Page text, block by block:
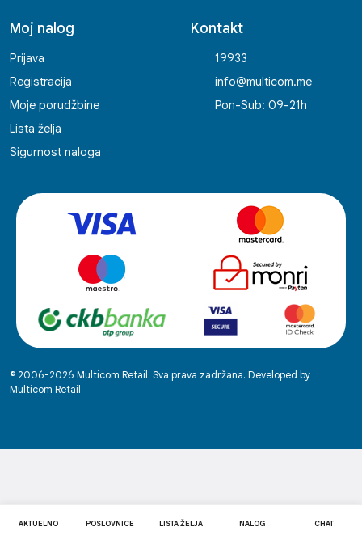
Moj nalog
Prijava
Registracija
Moje porudžbine
Lista želja
Sigurnost naloga
Kontakt
19933
info@multicom.me
Pon-Sub: 09-21h
© 2006-2026 Multicom Retail. Sva prava zadržana. Developed by
Multicom Retail
AKTUELNO POSLOVNICE LISTA ŽELJA NALOG CHAT